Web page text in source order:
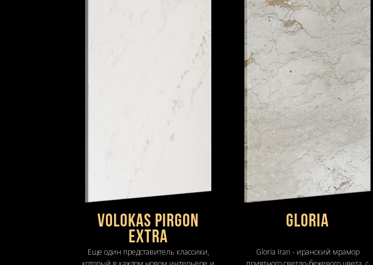
Volokas Pirgon
Extra
Еще один представитель классики,
Gloria
Gloria Iran - иранский мрамор